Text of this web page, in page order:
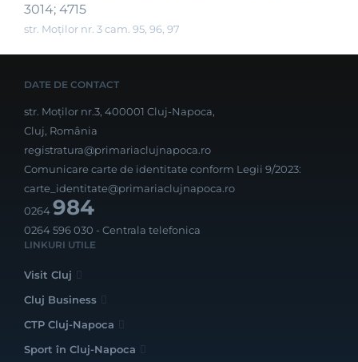
3014; 4715
str. Moților nr. 3 cam. 95, 96, 97
DATE DE CONTACT
str. Moților nr.3, 400001 Cluj-Napoca,
Cluj, România
registratura@primariaclujnapoca.ro
Comunicare carte de identitate conform Legii 9/2023:
carte_identitate@primariaclujnapoca.ro
0264984
0264 596 030 - Centrala telefonica
LINKURI UTILE
Visit Cluj
Cluj Business
CTP Cluj-Napoca
Sport în Cluj-Napoca